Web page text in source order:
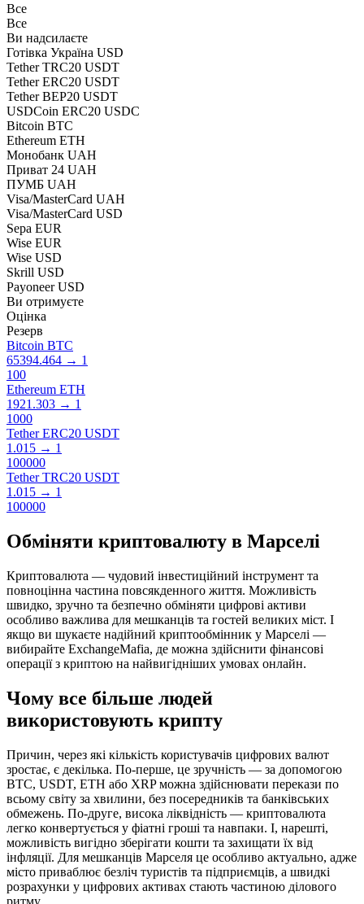
Все
Все
Ви надсилаєте
Готівка Україна USD
Tether TRC20 USDT
Tether ERC20 USDT
Tether BEP20 USDT
USDCoin ERC20 USDC
Bitcoin BTC
Ethereum ETH
Монобанк UAH
Приват 24 UAH
ПУМБ UAH
Visa/MasterCard UAH
Visa/MasterCard USD
Sepa EUR
Wise EUR
Wise USD
Skrill USD
Payoneer USD
Ви отримуєте
Оцінка
Резерв
Bitcoin BTC
65394.464 → 1
100
Ethereum ETH
1921.303 → 1
1000
Tether ERC20 USDT
1.015 → 1
100000
Tether TRC20 USDT
1.015 → 1
100000
Обміняти криптовалюту в Марселі
Криптовалюта — чудовий інвестиційний інструмент та
повноцінна частина повсякденного життя. Можливість
швидко, зручно та безпечно обміняти цифрові активи
особливо важлива для мешканців та гостей великих міст. І
якщо ви шукаєте надійний криптообмінник у Марселі —
вибирайте ExchangeMafia, де можна здійснити фінансові
операції з криптою на найвигідніших умовах онлайн.
Чому все більше людей
використовують крипту
Причин, через які кількість користувачів цифрових валют
зростає, є декілька. По-перше, це зручність — за допомогою
BTC, USDT, ETH або XRP можна здійснювати перекази по
всьому світу за хвилини, без посередників та банківських
обмежень. По-друге, висока ліквідність — криптовалюта
легко конвертується у фіатні гроші та навпаки. І, нарешті,
можливість вигідно зберігати кошти та захищати їх від
інфляції. Для мешканців Марселя це особливо актуально, адже
місто приваблює безліч туристів та підприємців, а швидкі
розрахунки у цифрових активах стають частиною ділового
ритму.